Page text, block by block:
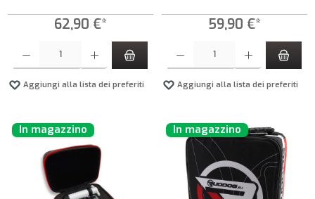
62,90 €*
Aggiungi alla lista dei preferiti
59,90 €*
Aggiungi alla lista dei preferiti
In magazzino In magazzino